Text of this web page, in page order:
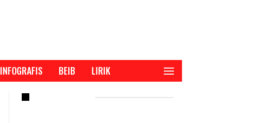
INFOGRAFIS BEIB LIRIK